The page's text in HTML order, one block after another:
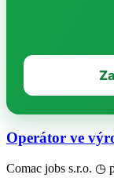
Operátor ve
Comac jobs s.r.o. ◷